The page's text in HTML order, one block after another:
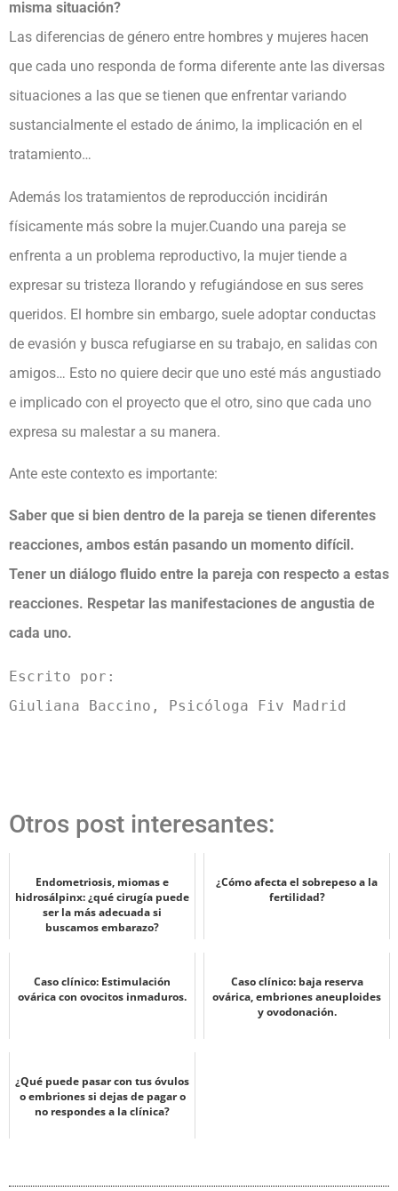
misma situación?
Las diferencias de género entre hombres y mujeres hacen
que cada uno responda de forma diferente ante las diversas
situaciones a las que se tienen que enfrentar variando
sustancialmente el estado de ánimo, la implicación en el
tratamiento…
Además los tratamientos de reproducción incidirán
físicamente más sobre la mujer.Cuando una pareja se
enfrenta a un problema reproductivo, la mujer tiende a
expresar su tristeza llorando y refugiándose en sus seres
queridos. El hombre sin embargo, suele adoptar conductas
de evasión y busca refugiarse en su trabajo, en salidas con
amigos… Esto no quiere decir que uno esté más angustiado
e implicado con el proyecto que el otro, sino que cada uno
expresa su malestar a su manera.
Ante este contexto es importante:
Saber que si bien dentro de la pareja se tienen diferentes
reacciones, ambos están pasando un momento difícil.
Tener un diálogo fluido entre la pareja con respecto a estas
reacciones. Respetar las manifestaciones de angustia de
cada uno.
Escrito por:
Giuliana Baccino, Psicóloga Fiv Madrid
Otros post interesantes:
Endometriosis, miomas e
hidrosálpinx: ¿qué cirugía puede
ser la más adecuada si
buscamos embarazo?
¿Cómo afecta el sobrepeso a la
fertilidad?
Caso clínico: Estimulación
ovárica con ovocitos inmaduros.
Caso clínico: baja reserva
ovárica, embriones aneuploides
y ovodonación.
¿Qué puede pasar con tus óvulos
o embriones si dejas de pagar o
no respondes a la clínica?